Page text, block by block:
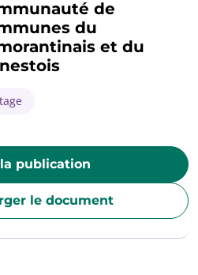
de
du
et du
publication
le document